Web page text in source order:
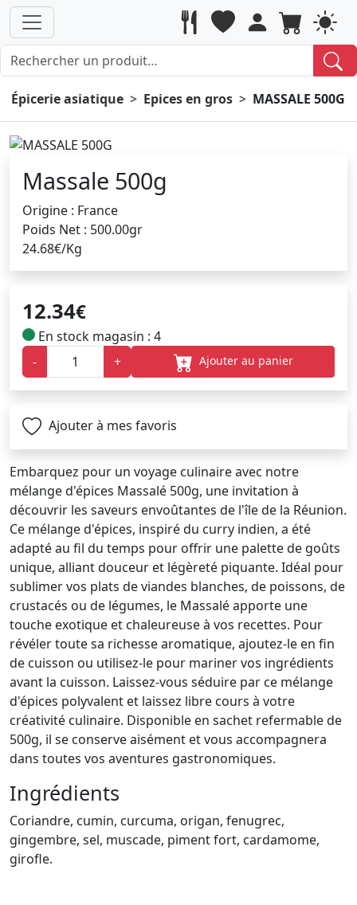
Épicerie asiatique Epices en gros MASSALE 500G
Massale 500g
Origine : France
Poids Net : 500.00gr
24.68€/Kg
12.34€
En stock magasin : 4
-
+ Ajouter au panier
Ajouter à mes favoris
Embarquez pour un voyage culinaire avec notre
mélange d'épices Massalé 500g, une invitation à
découvrir les saveurs envoûtantes de l'île de la Réunion.
Ce mélange d'épices, inspiré du curry indien, a été
adapté au fil du temps pour offrir une palette de goûts
unique, alliant douceur et légèreté piquante. Idéal pour
sublimer vos plats de viandes blanches, de poissons, de
crustacés ou de légumes, le Massalé apporte une
touche exotique et chaleureuse à vos recettes. Pour
révéler toute sa richesse aromatique, ajoutez-le en fin
de cuisson ou utilisez-le pour mariner vos ingrédients
avant la cuisson. Laissez-vous séduire par ce mélange
d'épices polyvalent et laissez libre cours à votre
créativité culinaire. Disponible en sachet refermable de
500g, il se conserve aisément et vous accompagnera
dans toutes vos aventures gastronomiques.
Ingrédients
Coriandre, cumin, curcuma, origan, fenugrec,
gingembre, sel, muscade, piment fort, cardamome,
girofle.